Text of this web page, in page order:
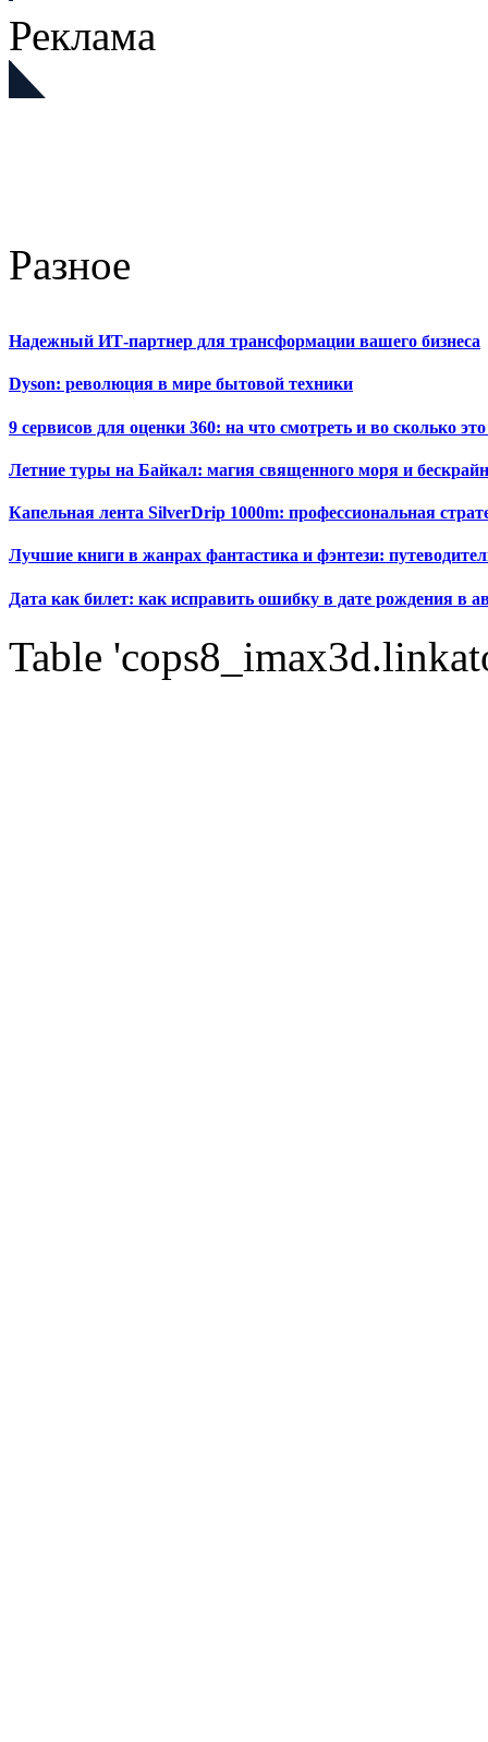
Реклама
Разное
Надежный ИТ-партнер для трансформации вашего бизнеса
Dyson: революция в мире бытовой техники
9 сервисов для оценки 360: на что смотреть и во сколько это
Летние туры на Байкал: магия священного моря и
Капельная лента SilverDrip 1000m: профессиональная
Лучшие книги в жанрах фантастика и фэнтези:
Дата как билет: как исправить ошибку в дате рождения в
Table